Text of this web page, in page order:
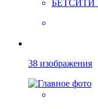
БЕТСИТИ
38 изображения